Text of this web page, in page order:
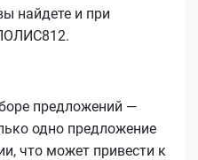
найдете и при
предложений —
одно предложение
что может привести к